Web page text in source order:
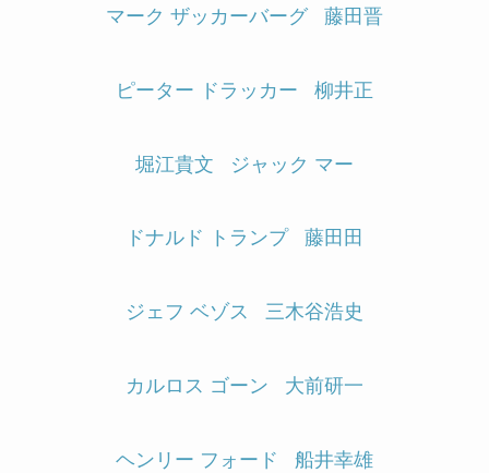
マーク ザッカーバーグ 藤田晋
ピーター ドラッカー 柳井正
堀江貴文 ジャック マー
ドナルド トランプ 藤田田
ジェフ ベゾス 三木谷浩史
カルロス ゴーン 大前研一
ヘンリー フォード 船井幸雄